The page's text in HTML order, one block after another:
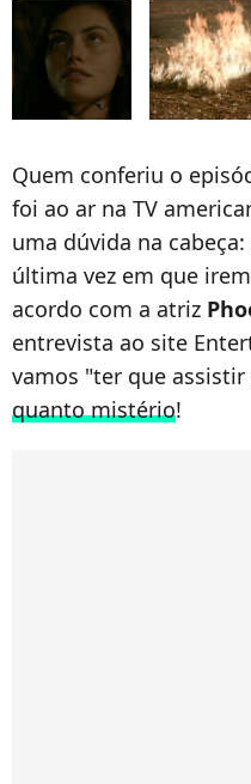
Quem conferiu o
foi ao ar na TV
uma dúvida na
última vez em que
acordo com a atriz
entrevista ao site
vamos "ter que
quanto mistério!